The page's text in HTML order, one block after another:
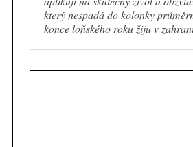
který nespadá do kolonky
konce loňského roku žiju v